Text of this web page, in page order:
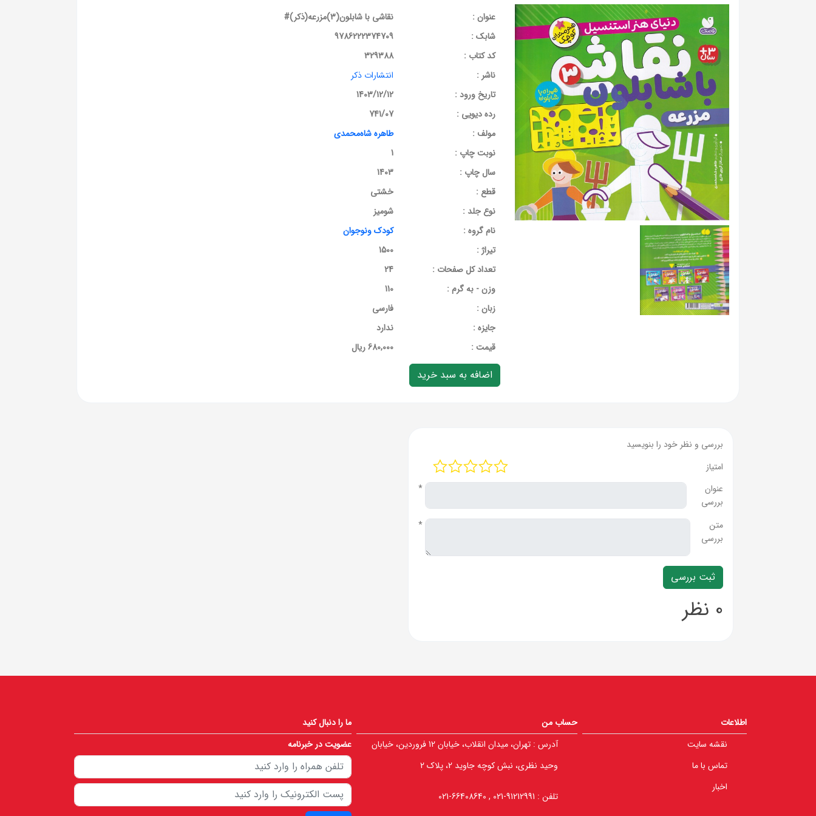
عنوان :
نقاشی با شابلون(3)مزرعه(ذکر)#
شابک :
9786222374709
کد کتاب :
329388
ناشر :
انتشارات ذکر
تاریخ ورود :
1403/12/12
رده دیویی :
741/07
مولف :
طاهره شاه‌محمدی
نوبت چاپ :
1
سال چاپ :
1403
قطع :
خشتی
نوع جلد :
شومیز
نام گروه :
کودک ونوجوان
تیراژ :
1500
تعداد کل صفحات :
24
وزن - به گرم :
110
زبان :
فارسی
جایزه :
ندارد
قيمت :
680,000 ریال
بررسی و نظر خود را بنویسید
امتیاز
عنوان
بررسی
*
متن
بررسی
*
0 نظر
اطلاعات
نقشه سایت
تماس با ما
اخبار
حساب من
آدرس :
تهران، میدان انقلاب، خیابان 12 فروردین، خیابان
وحید نظری، نبش کوچه جاوید 2، پلاک 2
تلفن : 91212991-021 , 66408640-021
ما را دنبال کنید
عضویت در خبرنامه